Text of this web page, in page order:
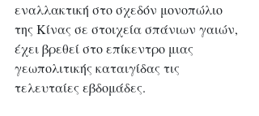
εναλλακτική στο σχεδόν μονοπώλιο
της Κίνας σε στοιχεία σπάνιων γαιών,
έχει βρεθεί στο επίκεντρο μιας
γεωπολιτικής καταιγίδας τις
τελευταίες εβδομάδες.